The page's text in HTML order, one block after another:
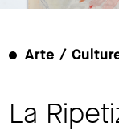
Arte /
La